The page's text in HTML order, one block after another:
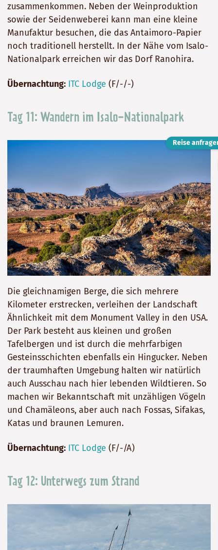
zusammenkommen. Neben der Weinproduktion
sowie der Seidenweberei kann man eine kleine
Manufaktur besuchen, die das Antaimoro-Papier
noch traditionell herstellt. In der Nähe vom Isalo-
Nationalpark erreichen wir das Dorf Ranohira.
Übernachtung: ITC Lodge (F/-/-)
Tag 11: Wandern im Isalo-Nationalpark
Die gleichnamigen Berge, die sich mehrere
Kilometer erstrecken, verleihen der Landschaft
Ähnlichkeit mit dem Monument Valley in den USA.
Der Park besteht aus kleinen und großen
Tafelbergen und ist durch die mehrfarbigen
Gesteinsschichten ebenfalls ein Hingucker. Neben
der traumhaften Umgebung halten wir natürlich
auch Ausschau nach hier lebenden Wildtieren. So
machen wir Bekanntschaft mit unzähligen Vögeln
und Chamäleons, aber auch nach Fossas, Sifakas,
Katas und braunen Lemuren.
Übernachtung: ITC Lodge (F/-/A)
Tag 12: Unterwegs zum Strand
Reise